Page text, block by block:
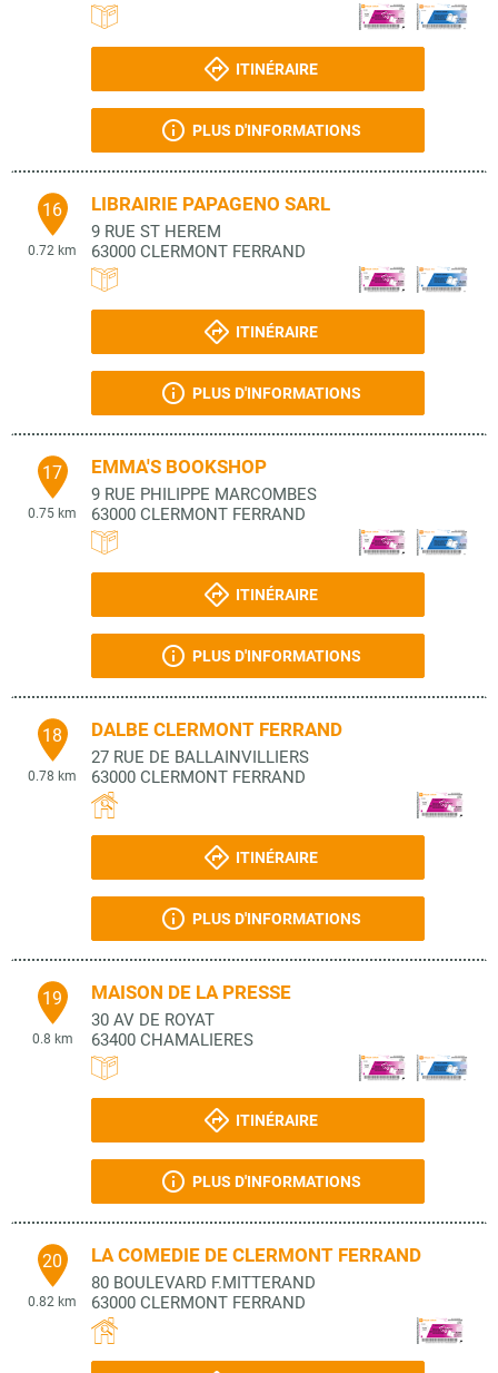
ITINÉRAIRE
PLUS D'INFORMATIONS
16
0.72 km
LIBRAIRIE PAPAGENO SARL
9 RUE ST HEREM
63000 CLERMONT FERRAND
ITINÉRAIRE
PLUS D'INFORMATIONS
17
0.75 km
EMMA'S BOOKSHOP
9 RUE PHILIPPE MARCOMBES
63000 CLERMONT FERRAND
ITINÉRAIRE
PLUS D'INFORMATIONS
18
0.78 km
DALBE CLERMONT FERRAND
27 RUE DE BALLAINVILLIERS
63000 CLERMONT FERRAND
ITINÉRAIRE
PLUS D'INFORMATIONS
19
0.8 km
MAISON DE LA PRESSE
30 AV DE ROYAT
63400 CHAMALIERES
ITINÉRAIRE
PLUS D'INFORMATIONS
20
0.82 km
LA COMEDIE DE CLERMONT FERRAND
80 BOULEVARD F.MITTERAND
63000 CLERMONT FERRAND